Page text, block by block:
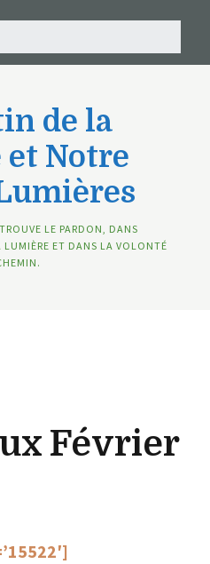
de la
et Notre
LE PARDON, DANS
LUMIÈRE ET DANS LA VOLONTÉ
Février